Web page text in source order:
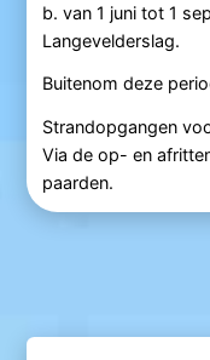
b. van 1 juni tot 1
Langevelderslag.
Buitenom deze
Strandopgangen
Via de op- en
paarden.